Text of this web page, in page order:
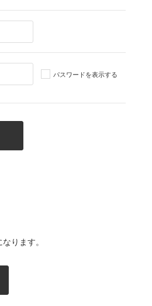
パスワードを表示する
ります。